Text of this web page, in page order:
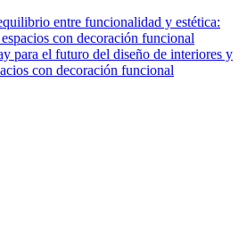
entre funcionalidad y estética:
con decoración funcional
para el futuro del diseño de interiores y
con decoración funcional